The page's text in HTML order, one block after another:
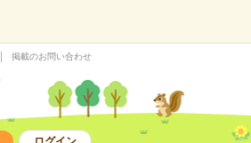
掲載のお問い合わせ